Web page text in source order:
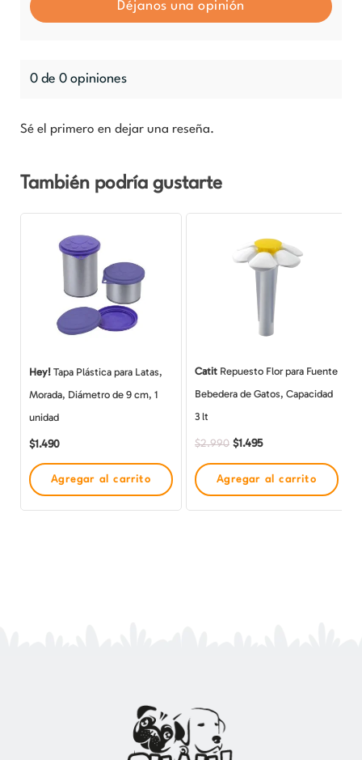
Déjanos una opinión
0 de 0 opiniones
Sé el primero en dejar una reseña.
También podría gustarte
Hey! Tapa Plástica para Latas,
Morada, Diámetro de 9 cm, 1
unidad
$1.490
Agregar al carrito
Catit Repuesto Flor para Fuente
Bebedera de Gatos, Capacidad
3 lt
$2.990
original
era:
$2.990.
$1.495
actual
es:
$1.495.
Agregar al carrito